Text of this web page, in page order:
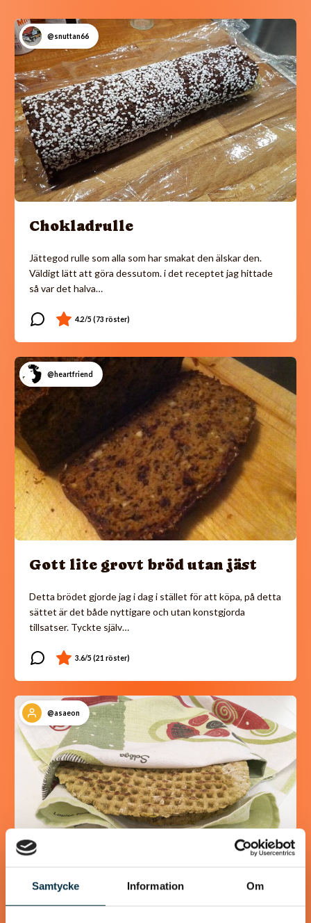
Samtycke Information Om
@snuttan66
Chokladrulle
Jättegod rulle som alla som har smakat den älskar den.
Väldigt lätt att göra dessutom. i det receptet jag hittade
så var det halva…
@heartfriend
Gott lite grovt bröd utan jäst
Detta brödet gjorde jag i dag i stället för att köpa, på detta
sättet är det både nyttigare och utan konstgjorda
tillsatser. Tyckte själv…
@asaeon
Glutenfri stompa